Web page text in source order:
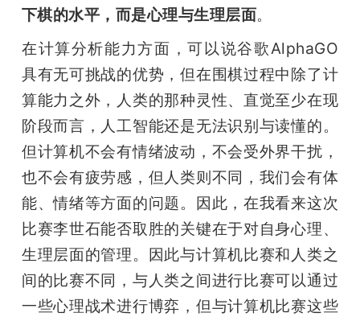
下棋的水平，而是心理与生理层面。
在计算分析能力方面，可以说谷歌AlphaGO
具有无可挑战的优势，但在围棋过程中除了计
算能力之外，人类的那种灵性、直觉至少在现
阶段而言，人工智能还是无法识别与读懂的。
但计算机不会有情绪波动，不会受外界干扰，
也不会有疲劳感，但人类则不同，我们会有体
能、情绪等方面的问题。因此，在我看来这次
比赛李世石能否取胜的关键在于对自身心理、
生理层面的管理。因此与计算机比赛和人类之
间的比赛不同，与人类之间进行比赛可以通过
一些心理战术进行博弈，但与计算机比赛这些